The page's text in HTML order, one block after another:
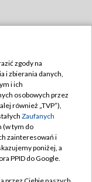
zgody na
i zbierania danych,
i ich
osobowych przez
również „TVP”),
Zaufanych
(w tym do
zainteresowań i
poniżej, a
PPID do Google.